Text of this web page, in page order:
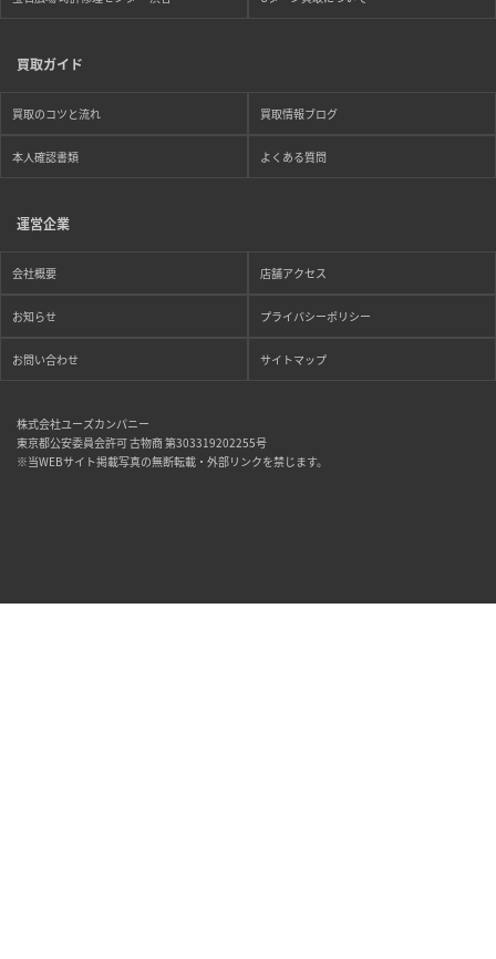
買取ガイド
買取のコツと流れ 買取情報ブログ
本人確認書類 よくある質問
運営企業
会社概要 店舗アクセス
お知らせ プライバシーポリシー
お問い合わせ サイトマップ
株式会社ユーズカンパニー
東京都公安委員会許可 古物商 第303319202255号
※当WEBサイト掲載写真の無断転載・外部リンクを禁じます。